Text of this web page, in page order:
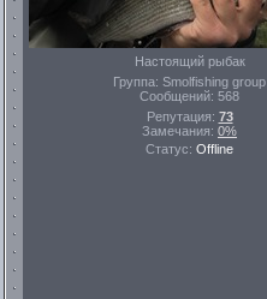
Настоящий рыбак
Группа: Smolfishing group
Сообщений: 568
Репутация: 73
Замечания: 0%
Статус: Offline